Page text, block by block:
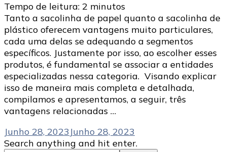
Tempo de leitura: 2 minutos
Tanto a sacolinha de papel quanto a sacolinha de
plástico oferecem vantagens muito particulares,
cada uma delas se adequando a segmentos
específicos. Justamente por isso, ao escolher esses
produtos, é fundamental se associar a entidades
especializadas nessa categoria. Visando explicar
isso de maneira mais completa e detalhada,
compilamos e apresentamos, a seguir, três
vantagens relacionadas …
Junho 28, 2023 Junho 28, 2023
Looking
Search anything and hit enter.